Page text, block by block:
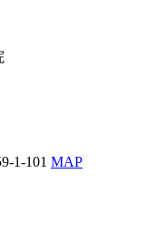
1-101 MAP